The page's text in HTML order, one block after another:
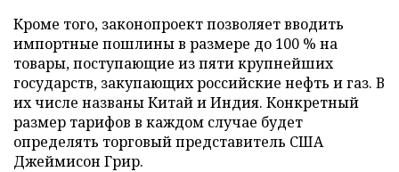
Кроме того, законопроект позволяет вводить
импортные пошлины в размере до 100 % на
товары, поступающие из пяти крупнейших
государств, закупающих российские нефть и газ. В
их числе названы Китай и Индия. Конкретный
размер тарифов в каждом случае будет
определять торговый представитель США
Джеймисон Грир.